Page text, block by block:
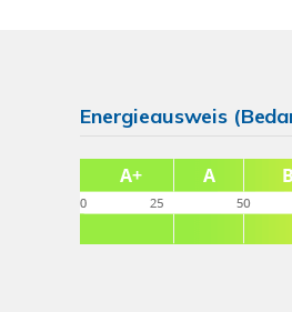
Energieausweis